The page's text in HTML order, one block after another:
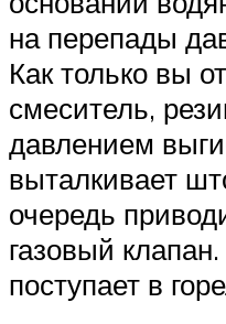
на перепады
Как только вы
смеситель,
давлением
выталкивает
очередь
газовый
поступает в